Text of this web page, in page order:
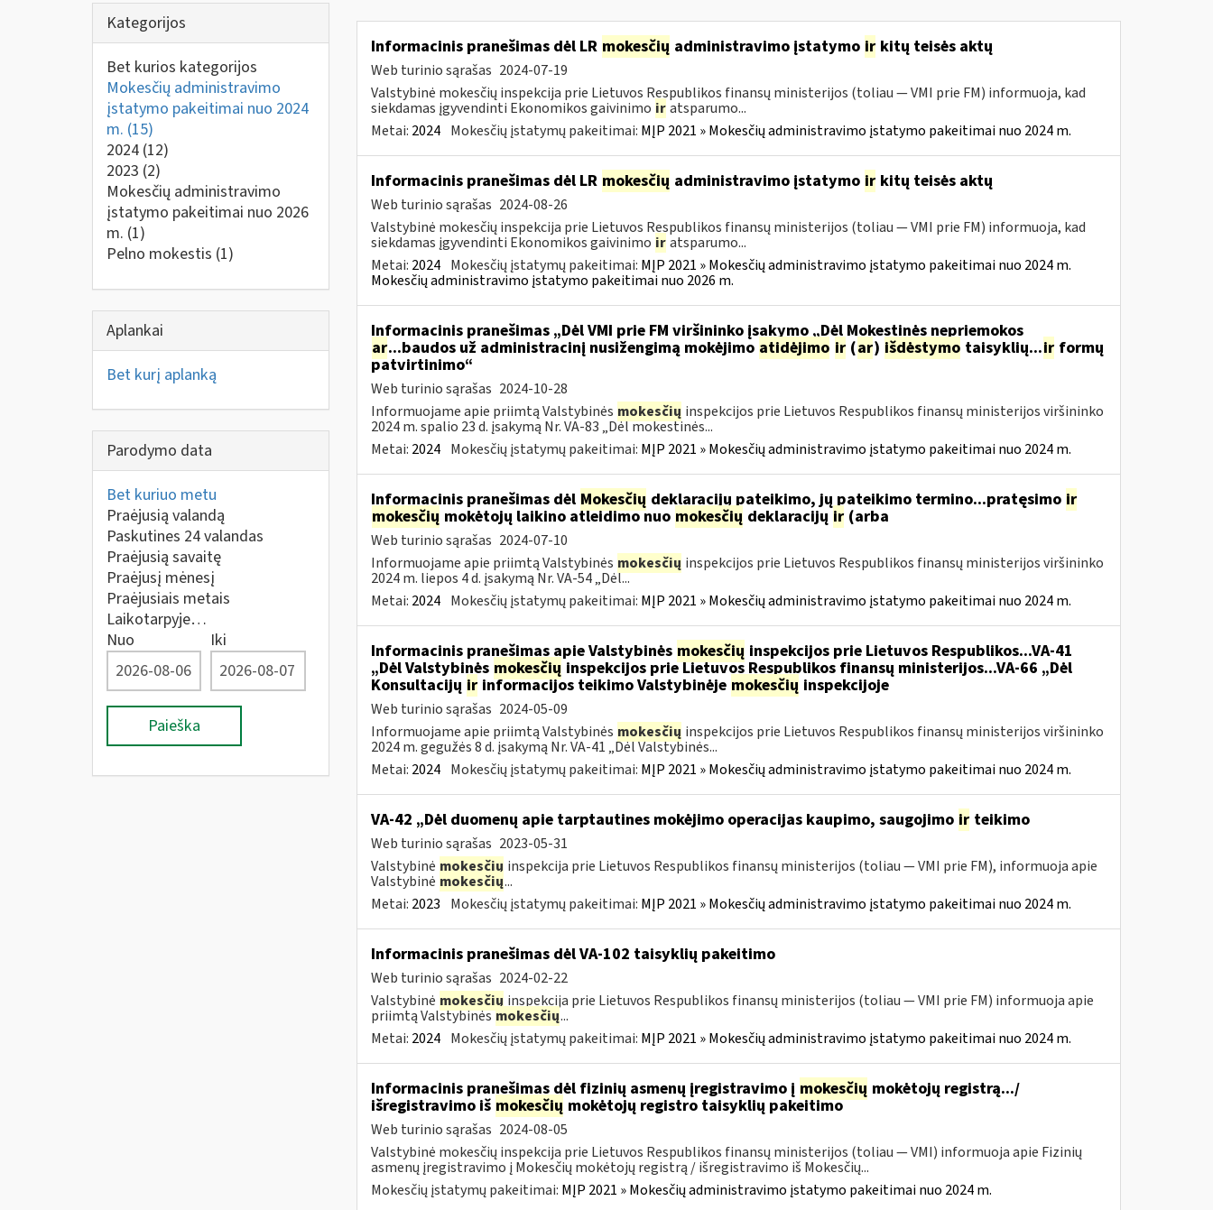
Kategorijos
Bet kurios kategorijos
Mokesčių administravimo
įstatymo pakeitimai nuo 2024
m. (15)
2024 (12)
2023 (2)
Mokesčių administravimo
įstatymo pakeitimai nuo 2026
m. (1)
Pelno mokestis (1)
Aplankai
Bet kurį aplanką
Parodymo data
Bet kuriuo metu
Praėjusią valandą
Paskutines 24 valandas
Praėjusią savaitę
Praėjusį mėnesį
Praėjusiais metais
Laikotarpyje…
Nuo
Iki
Paieška
Informacinis pranešimas dėl LR mokesčių administravimo įstatymo irkitų teisės aktų
Web turinio sąrašas 2024-07-19
Valstybinė mokesčių inspekcija prie Lietuvos Respublikos finansų ministerijos (toliau — VMI prie FM) informuoja, kad
siekdamas įgyvendinti Ekonomikos gaivinimo ir atsparumo...
Metai: 2024 Mokesčių įstatymų pakeitimai: MĮP 2021 » Mokesčių administravimo įstatymo pakeitimai nuo 2024 m.
Informacinis pranešimas dėl LR mokesčių administravimo įstatymo irkitų teisės aktų
Web turinio sąrašas 2024-08-26
Valstybinė mokesčių inspekcija prie Lietuvos Respublikos finansų ministerijos (toliau — VMI prie FM) informuoja, kad
siekdamas įgyvendinti Ekonomikos gaivinimo ir atsparumo...
Metai: 2024 Mokesčių įstatymų pakeitimai: MĮP 2021 » Mokesčių administravimo įstatymo pakeitimai nuo 2024 m.
Mokesčių administravimo įstatymo pakeitimai nuo 2026 m.
Informacinis pranešimas „Dėl VMI prie FM viršininko įsakymo „Dėl Mokestinės nepriemokos
ar...baudos už administracinį nusižengimą mokėjimo atidėjimo ir(ar) išdėstymo taisyklių...irformų
patvirtinimo“
Web turinio sąrašas 2024-10-28
Informuojame apie priimtą Valstybinės mokesčių inspekcijos prie Lietuvos Respublikos finansų ministerijos viršininko
2024 m. spalio 23 d. įsakymą Nr. VA-83 „Dėl mokestinės...
Metai: 2024 Mokesčių įstatymų pakeitimai: MĮP 2021 » Mokesčių administravimo įstatymo pakeitimai nuo 2024 m.
Informacinis pranešimas dėl Mokesčių deklaracijų pateikimo, jų pateikimo termino...pratęsimo ir
mokesčių mokėtojų laikino atleidimo nuo mokesčių deklaracijų ir(arba
Web turinio sąrašas 2024-07-10
Informuojame apie priimtą Valstybinės mokesčių inspekcijos prie Lietuvos Respublikos finansų ministerijos viršininko
2024 m. liepos 4 d. įsakymą Nr. VA-54 „Dėl...
Metai: 2024 Mokesčių įstatymų pakeitimai: MĮP 2021 » Mokesčių administravimo įstatymo pakeitimai nuo 2024 m.
Informacinis pranešimas apie Valstybinės mokesčių inspekcijos prie Lietuvos Respublikos...VA-41
„Dėl Valstybinės mokesčių inspekcijos prie Lietuvos Respublikos finansų ministerijos...VA-66 „Dėl
Konsultacijų irinformacijos teikimo Valstybinėje mokesčių inspekcijoje
Web turinio sąrašas 2024-05-09
Informuojame apie priimtą Valstybinės mokesčių inspekcijos prie Lietuvos Respublikos finansų ministerijos viršininko
2024 m. gegužės 8 d. įsakymą Nr. VA-41 „Dėl Valstybinės...
Metai: 2024 Mokesčių įstatymų pakeitimai: MĮP 2021 » Mokesčių administravimo įstatymo pakeitimai nuo 2024 m.
VA-42 „Dėl duomenų apie tarptautines mokėjimo operacijas kaupimo, saugojimo irteikimo
Web turinio sąrašas 2023-05-31
Valstybinė mokesčių inspekcija prie Lietuvos Respublikos finansų ministerijos (toliau ― VMI prie FM), informuoja apie
Valstybinė mokesčių...
Metai: 2023 Mokesčių įstatymų pakeitimai: MĮP 2021 » Mokesčių administravimo įstatymo pakeitimai nuo 2024 m.
Informacinis pranešimas dėl VA-102 taisyklių pakeitimo
Web turinio sąrašas 2024-02-22
Valstybinė mokesčių inspekcija prie Lietuvos Respublikos finansų ministerijos (toliau ― VMI prie FM) informuoja apie
priimtą Valstybinėsmokesčių...
Metai: 2024 Mokesčių įstatymų pakeitimai: MĮP 2021 » Mokesčių administravimo įstatymo pakeitimai nuo 2024 m.
Informacinis pranešimas dėl fizinių asmenų įregistravimo į mokesčių mokėtojų registrą.../
išregistravimo iš mokesčių mokėtojų registro taisyklių pakeitimo
Web turinio sąrašas 2024-08-05
Valstybinė mokesčių inspekcija prie Lietuvos Respublikos finansų ministerijos (toliau — VMI) informuoja apie Fizinių
asmenų įregistravimo į Mokesčių mokėtojų registrą / išregistravimo iš Mokesčių...
Mokesčių įstatymų pakeitimai: MĮP 2021 » Mokesčių administravimo įstatymo pakeitimai nuo 2024 m.